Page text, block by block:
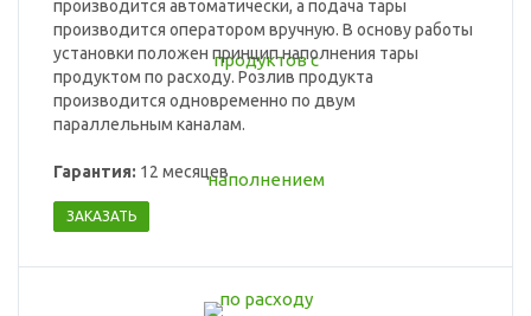
производится автоматически, а подача тары
производится оператором вручную. В основу работы
установки положен принцип наполнения тары
продуктом по расходу. Розлив продукта
производится одновременно по двум
параллельным каналам.
Гарантия: 12 месяцев
ЗАКАЗАТЬ